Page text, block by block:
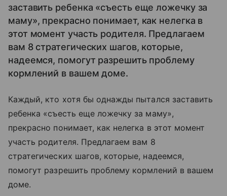
заставить ребенка «съесть еще ложечку за
маму», прекрасно понимает, как нелегка в
этот момент участь родителя. Предлагаем
вам 8 стратегических шагов, которые,
надеемся, помогут разрешить проблему
кормлений в вашем доме.
Каждый, кто хотя бы однажды пытался заставить
ребенка «съесть еще ложечку за маму»,
прекрасно понимает, как нелегка в этот момент
участь родителя. Предлагаем вам 8
стратегических шагов, которые, надеемся,
помогут разрешить проблему кормлений в вашем
доме.